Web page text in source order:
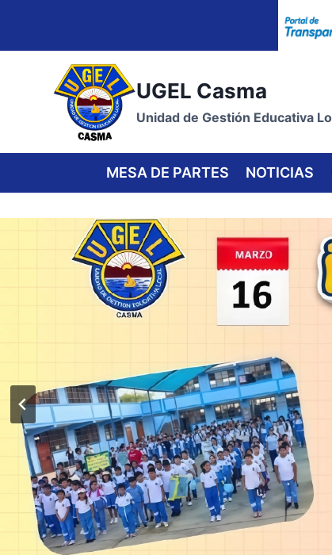
content
UGEL Casma
Unidad de Gestión Educativa
MESA DE PARTES NOTICIAS